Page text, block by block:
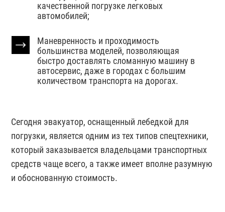
качественной погрузке легковых
автомобилей;
Маневренность и проходимость
большинства моделей, позволяющая
быстро доставлять сломанную машину в
автосервис, даже в городах с большим
количеством транспорта на дорогах.
Сегодня эвакуатор, оснащенный лебедкой для
погрузки, является одним из тех типов спецтехники,
который заказывается владельцами транспортных
средств чаще всего, а также имеет вполне разумную
и обоснованную стоимость.